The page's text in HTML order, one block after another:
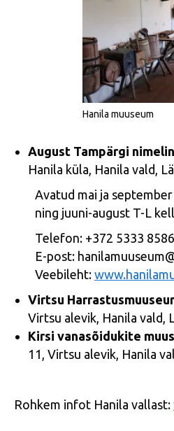
Hanila muuseum
August Tampärgi
Hanila küla, Hanila vald,
Avatud mai ja
ning juuni-august T-L
Telefon: +372 5333 8586
E-post:
Veebileht:
Virtsu
Virtsu alevik, Hanila vald,
Kirsi vanasõidukite
11, Virtsu alevik, Hanila
Rohkem infot Hanila vallast: